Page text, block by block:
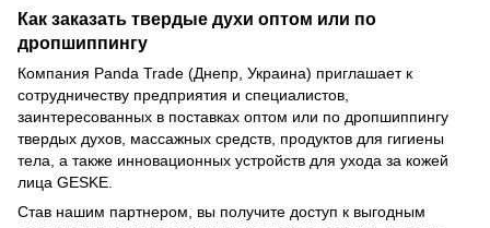
Как заказать твердые духи оптом или по
дропшиппингу
Компания Panda Trade (Днепр, Украина) приглашает к
сотрудничеству предприятия и специалистов,
заинтересованных в поставках оптом или по дропшиппингу
твердых духов, массажных средств, продуктов для гигиены
тела, а также инновационных устройств для ухода за кожей
лица GESKE.
Став нашим партнером, вы получите доступ к выгодным